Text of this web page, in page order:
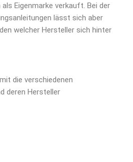
Eigenmarke verkauft. Bei der
lässt sich aber
welcher Hersteller sich hinter
die verschiedenen
deren Hersteller